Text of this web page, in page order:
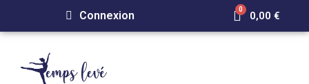
Connexion 0,00 €